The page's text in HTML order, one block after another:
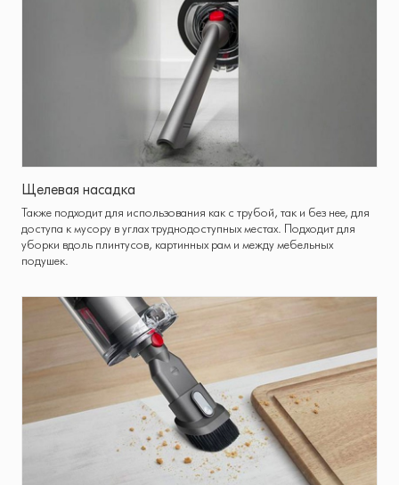
Щелевая насадка
Также подходит для использования как с трубой, так и без нее, для
доступа к мусору в углах труднодоступных местах. Подходит для
уборки вдоль плинтусов, картинных рам и между мебельных
подушек.